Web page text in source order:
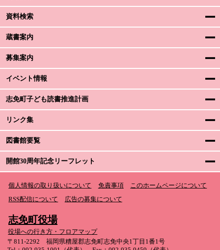
資料検索
蔵書案内
募集案内
イベント情報
志免町子ども読書推進計画
リンク集
図書館要覧
開館30周年記念リーフレット
個人情報の取り扱いについて 免責事項
このホームページについて
RSS配信について
広告の募集について
志免町役場
役場への行き方・フロアマップ
〒811-2292 福岡県糟屋郡志免町志免中央1丁目1番1号